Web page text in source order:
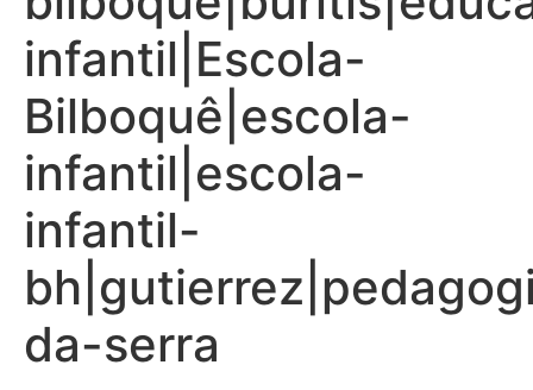
infantil|Escola-
Bilboquê|escola-
infantil|escola-
infantil-
da-serra